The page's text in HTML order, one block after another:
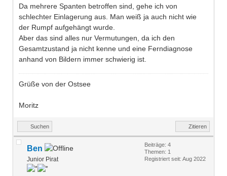
Da mehrere Spanten betroffen sind, gehe ich von
schlechter Einlagerung aus. Man weiß ja auch nicht wie
der Rumpf aufgehängt wurde.
Aber das sind alles nur Vermutungen, da ich den
Gesamtzustand ja nicht kenne und eine Ferndiagnose
anhand von Bildern immer schwierig ist.
Grüße von der Ostsee
Moritz
Suchen Zitieren
Ben
Junior Pirat
Beiträge: 4
Themen: 1
Registriert seit: Aug 2022